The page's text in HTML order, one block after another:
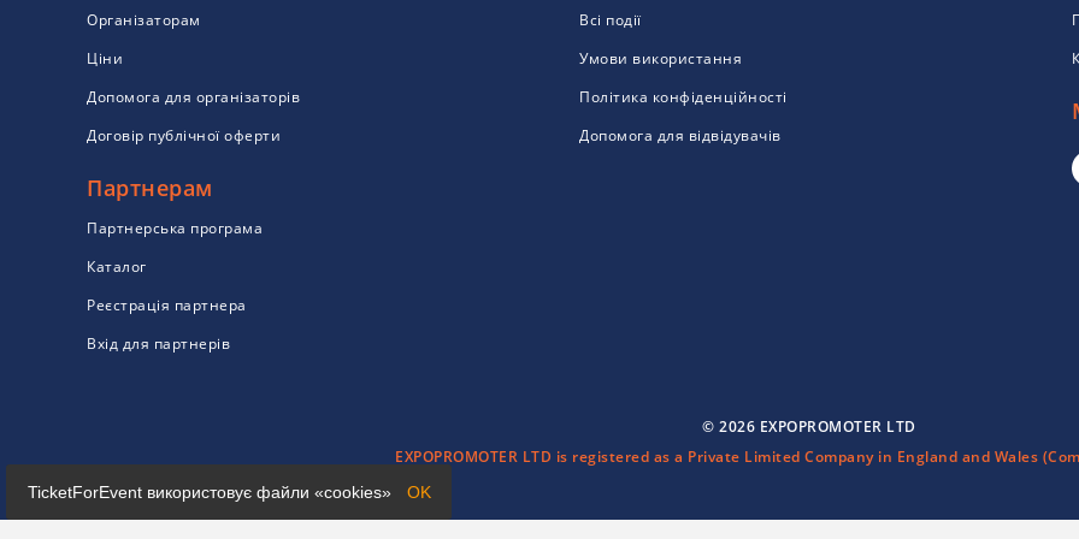
TicketForEvent використовує файли «cookies» OK
Організаторам
Ціни
Допомога для організаторів
Договір публічної оферти
Партнерам
Партнерська програма
Каталог
Реєстрація партнера
Вхід для партнерів
Всі події
Умови використання
Політика конфіденційності
Допомога для відвідувачів
© 2026 EXPOPROMOTER LTD
EXPOPROMOTER LTD is registered as a Private Limited Company in England and Wales